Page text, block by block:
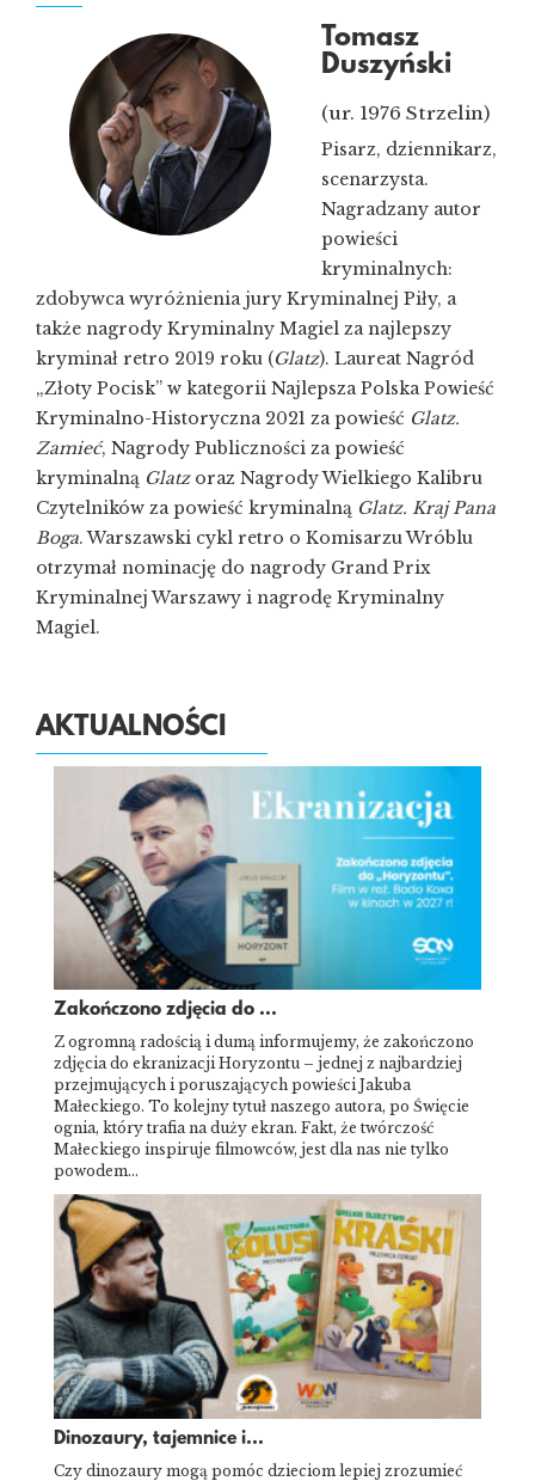
Tomasz
Duszyński
(ur. 1976 Strzelin)
Pisarz, dziennikarz,
scenarzysta.
Nagradzany autor
powieści
kryminalnych:
zdobywca wyróżnienia jury Kryminalnej Piły, a
także nagrody Kryminalny Magiel za najlepszy
kryminał retro 2019 roku (Glatz). Laureat Nagród
„Złoty Pocisk” w kategorii Najlepsza Polska Powieść
Kryminalno-Historyczna 2021 za powieść Glatz.
Zamieć, Nagrody Publiczności za powieść
kryminalną Glatzoraz Nagrody Wielkiego Kalibru
Czytelników za powieść kryminalną Glatz. Kraj Pana
Boga. Warszawski cykl retro o Komisarzu Wróblu
otrzymał nominację do nagrody Grand Prix
Kryminalnej Warszawy i nagrodę Kryminalny
Magiel.
AKTUALNOŚCI
Zakończono zdjęcia do ...
Z ogromną radością i dumą informujemy, że zakończono
zdjęcia do ekranizacji Horyzontu – jednej z najbardziej
przejmujących i poruszających powieści Jakuba
Małeckiego. To kolejny tytuł naszego autora, po Święcie
ognia, który trafia na duży ekran. Fakt, że twórczość
Małeckiego inspiruje filmowców, jest dla nas nie tylko
powodem…
Dinozaury, tajemnice i...
Czy dinozaury mogą pomóc dzieciom lepiej zrozumieć